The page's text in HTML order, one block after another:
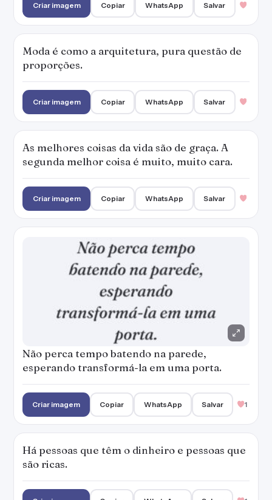
Criar imagem Copiar WhatsApp Salvar
Moda é como a arquitetura, pura questão de
proporções.
Criar imagem Copiar WhatsApp Salvar
As melhores coisas da vida são de graça. A
segunda melhor coisa é muito, muito cara.
Criar imagem Copiar WhatsApp Salvar
Não perca tempo batendo na parede,
esperando transformá-la em uma porta.
Criar imagem Copiar WhatsApp Salvar 1
Há pessoas que têm o dinheiro e pessoas que
são ricas.